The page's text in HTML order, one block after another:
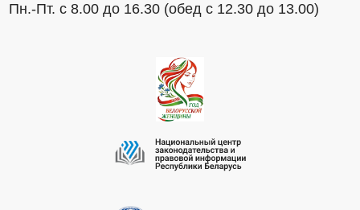
Пн.-Пт. с 8.00 до 16.30 (обед с 12.30 до 13.00)